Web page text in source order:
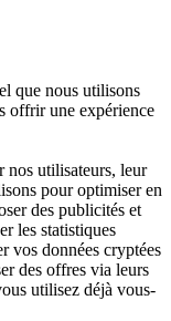
que nous utilisons
offrir une expérience
nos utilisateurs, leur
pour optimiser en
des publicités et
les statistiques
vos données cryptées
des offres via leurs
utilisez déjà vous-